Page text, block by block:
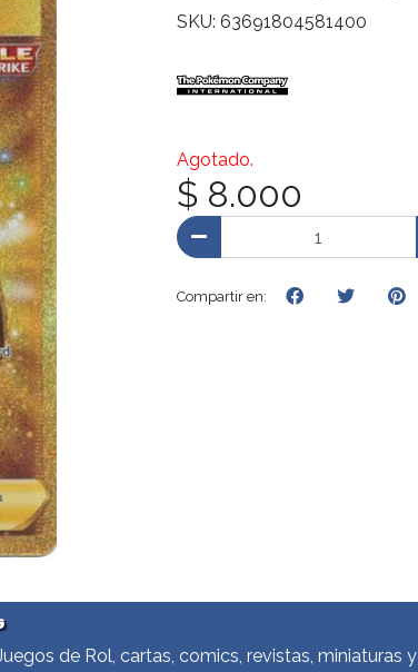
SKU: 63691804581400
Agotado.
$ 8.000
Compartir en:
de Rol, cartas, comics, revistas, miniaturas y